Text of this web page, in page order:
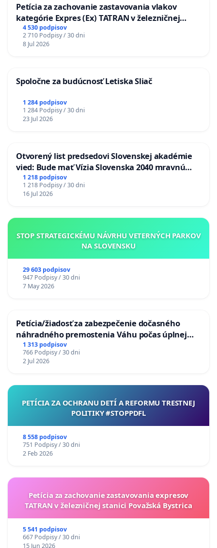
Petícia za zachovanie zastavovania vlakov
kategórie Expres (Ex) TATRAN v železničnej
stanici Púchov
4 530 podpisov
2 710 Podpisy / 30 dni
8 Jul 2026
Spoločne za budúcnosť Letiska Sliač
1 284 podpisov
1 284 Podpisy / 30 dni
23 Jul 2026
Otvorený list predsedovi Slovenskej akadémie
vied: Bude mať Vízia Slovenska 2040 mravnú
chrbticu?
1 218 podpisov
1 218 Podpisy / 30 dni
16 Jul 2026
STOP STRATEGICKÉMU NÁVRHU VETERNÝCH PARKOV
NA SLOVENSKU
29 603 podpisov
947 Podpisy / 30 dni
7 May 2026
Petícia/žiadosť za zabezpečenie dočasného
náhradného premostenia Váhu počas úplnej
uzávery Vážskeho mosta v Komárne
1 313 podpisov
766 Podpisy / 30 dni
2 Jul 2026
PETÍCIA ZA OCHRANU DETÍ A REFORMU TRESTNEJ
POLITIKY #STOPPDFL
8 558 podpisov
751 Podpisy / 30 dni
2 Feb 2026
Petícia za zachovanie zastavovania expresov
TATRAN v železničnej stanici Považská Bystrica
5 541 podpisov
667 Podpisy / 30 dni
15 Jun 2026